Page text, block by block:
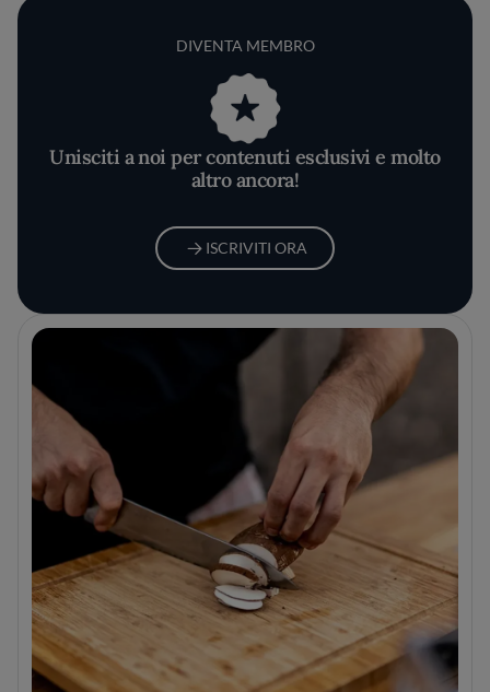
DIVENTA MEMBRO
Unisciti a noi per contenuti esclusivi e molto
altro ancora!
ISCRIVITI ORA